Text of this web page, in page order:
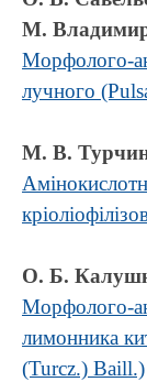
М.
Морфолого-
лучного
М. В.
О. Б.
Морфолого-
лимонника
(Turcz.) Baill.)